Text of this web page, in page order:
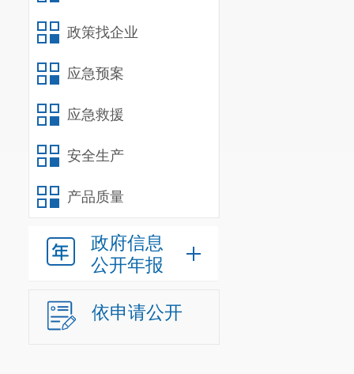
政策找企业
应急预案
应急救援
安全生产
产品质量
政府信息
公开年报
依申请公开